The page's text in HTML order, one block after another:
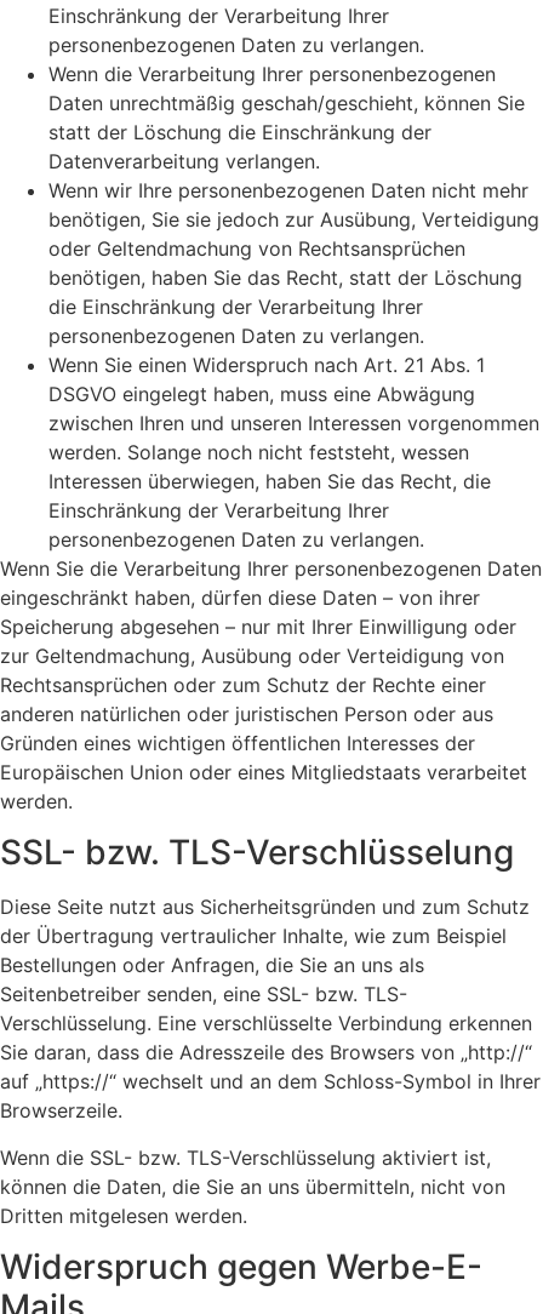
Einschränkung der Verarbeitung Ihrer
personenbezogenen Daten zu verlangen.
Wenn die Verarbeitung Ihrer personenbezogenen
Daten unrechtmäßig geschah/geschieht, können Sie
statt der Löschung die Einschränkung der
Datenverarbeitung verlangen.
Wenn wir Ihre personenbezogenen Daten nicht mehr
benötigen, Sie sie jedoch zur Ausübung, Verteidigung
oder Geltendmachung von Rechtsansprüchen
benötigen, haben Sie das Recht, statt der Löschung
die Einschränkung der Verarbeitung Ihrer
personenbezogenen Daten zu verlangen.
Wenn Sie einen Widerspruch nach Art. 21 Abs. 1
DSGVO eingelegt haben, muss eine Abwägung
zwischen Ihren und unseren Interessen vorgenommen
werden. Solange noch nicht feststeht, wessen
Interessen überwiegen, haben Sie das Recht, die
Einschränkung der Verarbeitung Ihrer
personenbezogenen Daten zu verlangen.
Wenn Sie die Verarbeitung Ihrer personenbezogenen Daten
eingeschränkt haben, dürfen diese Daten – von ihrer
Speicherung abgesehen – nur mit Ihrer Einwilligung oder
zur Geltendmachung, Ausübung oder Verteidigung von
Rechtsansprüchen oder zum Schutz der Rechte einer
anderen natürlichen oder juristischen Person oder aus
Gründen eines wichtigen öffentlichen Interesses der
Europäischen Union oder eines Mitgliedstaats verarbeitet
werden.
SSL- bzw. TLS-Verschlüsselung
Diese Seite nutzt aus Sicherheitsgründen und zum Schutz
der Übertragung vertraulicher Inhalte, wie zum Beispiel
Bestellungen oder Anfragen, die Sie an uns als
Seitenbetreiber senden, eine SSL- bzw. TLS-
Verschlüsselung. Eine verschlüsselte Verbindung erkennen
Sie daran, dass die Adresszeile des Browsers von „http://“
auf „https://“ wechselt und an dem Schloss-Symbol in Ihrer
Browserzeile.
Wenn die SSL- bzw. TLS-Verschlüsselung aktiviert ist,
können die Daten, die Sie an uns übermitteln, nicht von
Dritten mitgelesen werden.
Widerspruch gegen Werbe-E-